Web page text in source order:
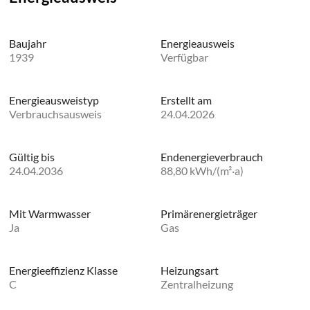
Baujahr
1939
Energieausweis
Verfügbar
Energie­ausweistyp
Verbrauchsausweis
Erstellt am
24.04.2026
Gültig bis
24.04.2036
Endenergieverbrauch
88,80 kWh/(m²·a)
Mit Warmwasser
Ja
Primärenergieträger
Gas
Energieeffizienz Klasse
C
Heizungsart
Zentralheizung